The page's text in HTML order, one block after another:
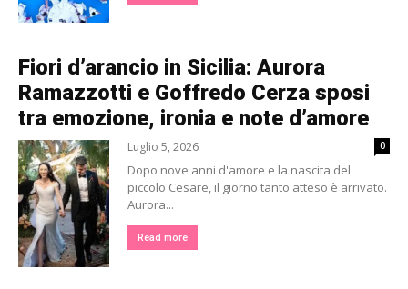
Fiori d’arancio in Sicilia: Aurora
Ramazzotti e Goffredo Cerza sposi
tra emozione, ironia e note d’amore
Luglio 5, 2026 0
Dopo nove anni d'amore e la nascita del
piccolo Cesare, il giorno tanto atteso è arrivato.
Aurora...
Read more